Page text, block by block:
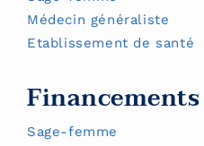
Médecin généraliste
Etablissement de santé
Financements
Sage-femme